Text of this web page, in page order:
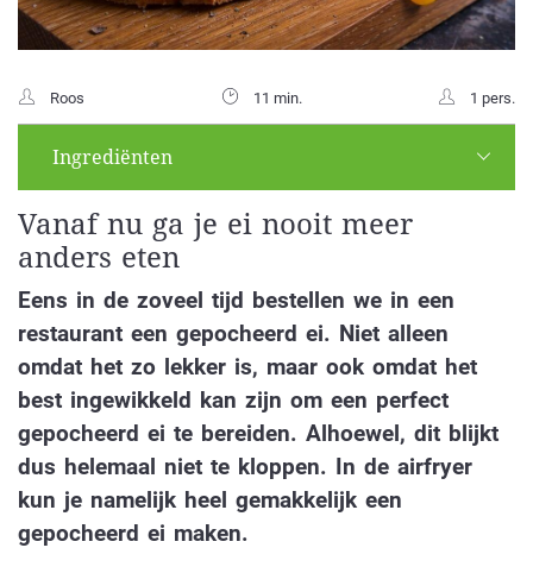
Roos 11 min. 1 pers.
Ingrediënten
Vanaf nu ga je ei nooit meer
anders eten
Eens in de zoveel tijd bestellen we in een
restaurant een gepocheerd ei. Niet alleen
omdat het zo lekker is, maar ook omdat het
best ingewikkeld kan zijn om een perfect
gepocheerd ei te bereiden. Alhoewel, dit blijkt
dus helemaal niet te kloppen. In de airfryer
kun je namelijk heel gemakkelijk een
gepocheerd ei maken.